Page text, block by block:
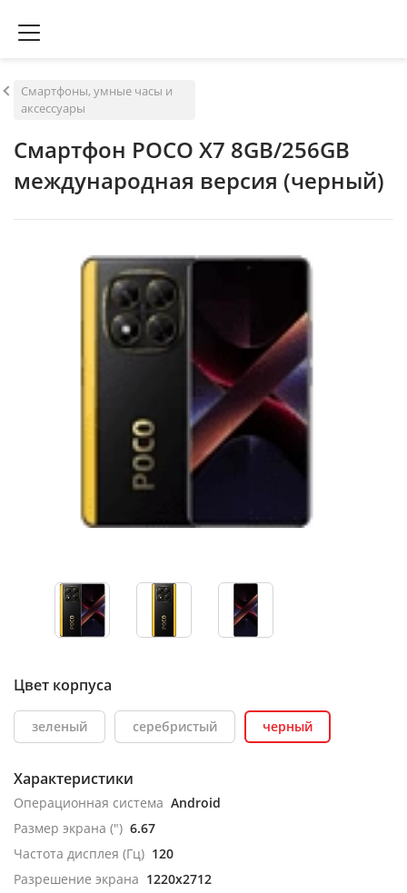
Смартфоны, умные часы и
аксессуары
Смартфон POCO X7 8GB/256GB
международная версия (черный)
Цвет корпуса
зеленый серебристый черный
Характеристики
Операционная система Android
Размер экрана (") 6.67
Частота дисплея (Гц) 120
Разрешение экрана 1220x2712